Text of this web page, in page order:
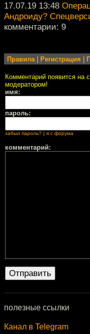
17.07.19 13:48
Андроиду?
комментарии: 9
Правила| Регистрация
Комментарий появится на
модератором!
имя:
пароль:
забыл пароль? | я с форума
комментарий:
полезные ссылки
Канал в Telegram